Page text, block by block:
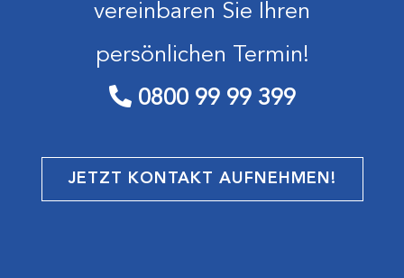
vereinbaren Sie Ihren
persönlichen Termin!
0800 99 99 399
JETZT KONTAKT AUFNEHMEN!